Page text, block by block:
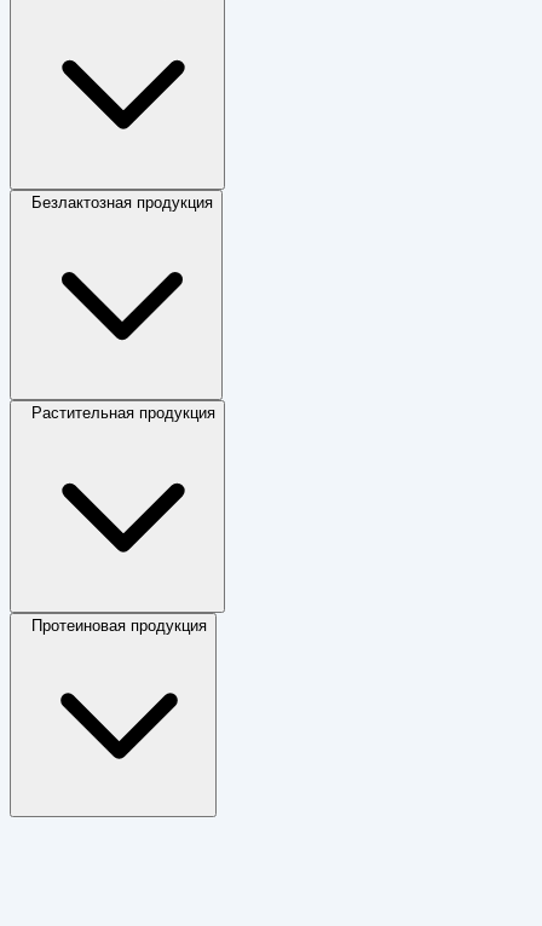
Безлактозная продукция
Растительная продукция
Протеиновая продукция